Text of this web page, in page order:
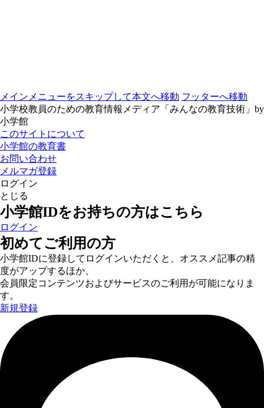
メインメニューをスキップして本文へ移動 フッターへ移動
小学校教員のための教育情報メディア「みんなの教育技術」by
小学館
このサイトについて
小学館の教育書
お問い合わせ
メルマガ登録
ログイン
とじる
小学館IDをお持ちの方はこちら
ログイン
初めてご利用の方
小学館IDに登録してログインいただくと、オススメ記事の精
度がアップするほか、
会員限定コンテンツおよびサービスのご利用が可能になりま
す。
新規登録